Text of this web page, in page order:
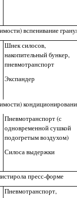
вспенивание
Шнек силосов,
накопительный бункер,
пневмотранспорт
Экспандер
Пневмотранспорт (с
одновременной сушкой
подогретым воздухом)
Силоса выдержки
пресс-форме
Пневмотранспорт,